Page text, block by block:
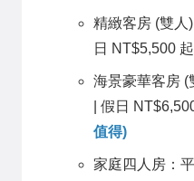
精緻客房 (雙人
日 NT$5,500 起
海景豪華客房 (
| 假日
值得)
家庭四人房：